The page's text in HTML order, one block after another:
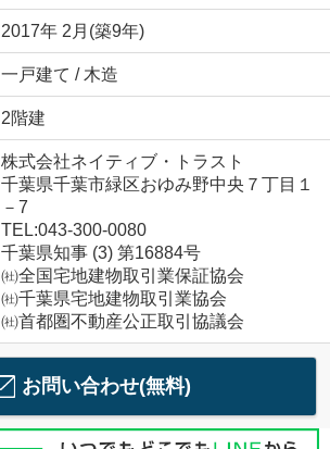
2017年 2月(築9年)
一戸建て / 木造
2階建
株式会社ネイティブ・トラスト
千葉県千葉市緑区おゆみ野中央７丁目１
－7
TEL:043-300-0080
千葉県知事 (3) 第16884号
㈳全国宅地建物取引業保証協会
㈳千葉県宅地建物取引業協会
㈳首都圏不動産公正取引協議会
お問い合わせ(無料)